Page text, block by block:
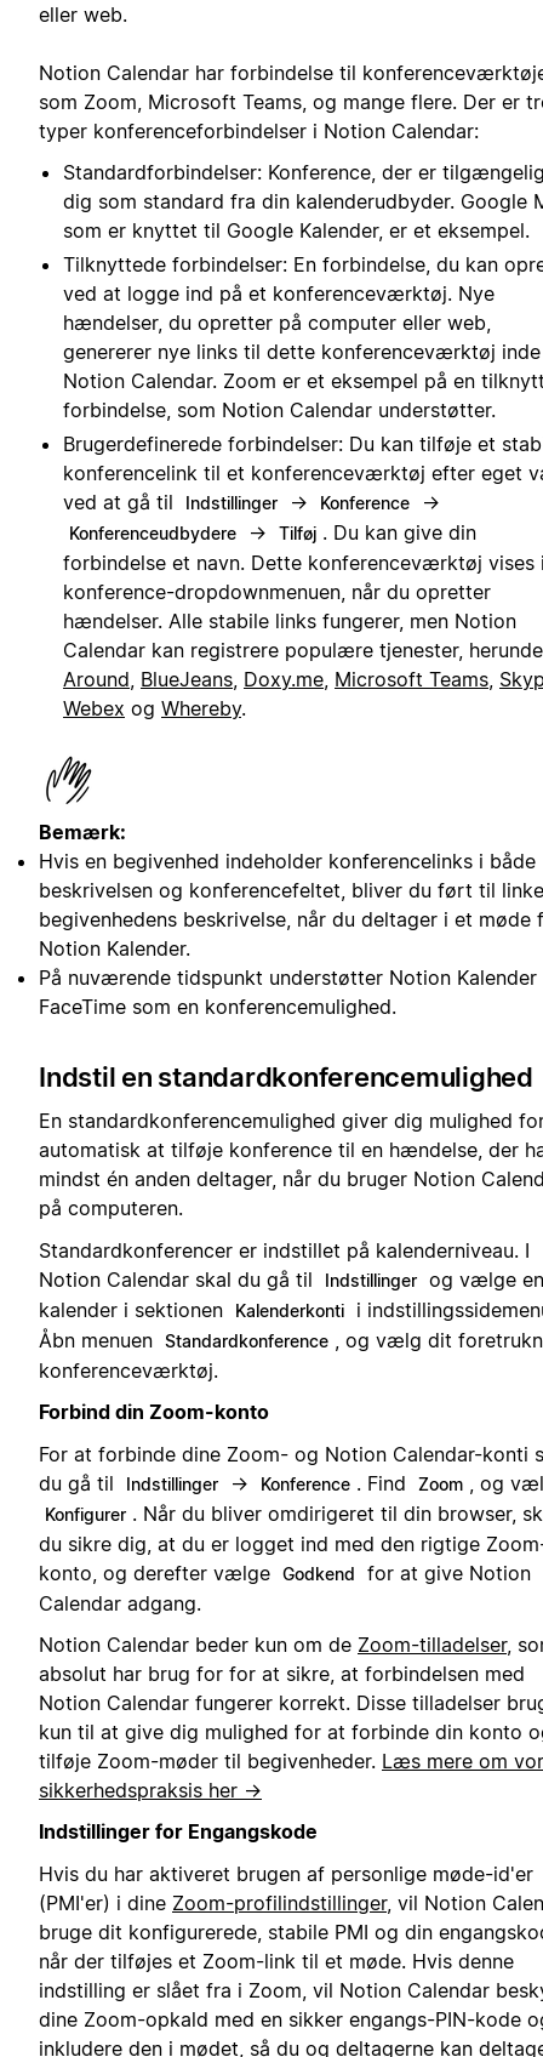
eller web.
Notion Calendar har forbindelse til
som Zoom, Microsoft Teams, og mange flere. Der er
typer konferenceforbindelser i Notion Calendar:
Standardforbindelser: Konference, der er
dig som standard fra din kalenderudbyder. Google
som er knyttet til Google Kalender, er et eksempel.
Tilknyttede forbindelser: En forbindelse, du kan
ved at logge ind på et konferenceværktøj. Nye
hændelser, du opretter på computer eller web,
genererer nye links til dette konferenceværktøj
Notion Calendar. Zoom er et eksempel på en
forbindelse, som Notion Calendar understøtter.
Brugerdefinerede forbindelser: Du kan tilføje et
konferencelink til et konferenceværktøj efter eget
ved at gå til
Indstillinger → Konference →
Konferenceudbydere → Tilføj . Du kan give din
forbindelse et navn. Dette konferenceværktøj vises
konference-dropdownmenuen, når du opretter
hændelser. Alle stabile links fungerer, men Notion
Calendar kan registrere populære tjenester,
Around BlueJeans Doxy.me Microsoft Teams
Webex og Whereby.
Bemærk:
Hvis en begivenhed indeholder konferencelinks i både
beskrivelsen og konferencefeltet, bliver du ført til
begivenhedens beskrivelse, når du deltager i et møde
Notion Kalender.
På nuværende tidspunkt understøtter Notion Kalender
FaceTime som en konferencemulighed.
Indstil en standardkonferencemulighed
En standardkonferencemulighed giver dig mulighed
automatisk at tilføje konference til en hændelse, der
mindst én anden deltager, når du bruger Notion
på computeren.
Standardkonferencer er indstillet på kalenderniveau. I
Notion Calendar skal du gå til
Indstillinger og vælge en
kalender i sektionen
Kalenderkonti
i
Åbn menuen Standardkonference
, og vælg dit
konferenceværktøj.
Forbind din Zoom-konto
For at forbinde dine Zoom- og Notion Calendar-konti
du gå til
Indstillinger → Konference . Find Zoom , og
Konfigurer . Når du bliver omdirigeret til din browser,
du sikre dig, at du er logget ind med den rigtige
konto, og derefter vælge Godkend
for at give Notion
Calendar adgang.
Notion Calendar beder kun om de Zoom-tilladelser,
absolut har brug for for at sikre, at forbindelsen med
Notion Calendar fungerer korrekt. Disse tilladelser
kun til at give dig mulighed for at forbinde din konto
tilføje Zoom-møder til begivenheder. Læs mere om
sikkerhedspraksis her →
Indstillinger for Engangskode
Hvis du har aktiveret brugen af personlige møde-id'er
(PMI'er) i dine Zoom-profilindstillinger, vil Notion
bruge dit konfigurerede, stabile PMI og din
når der tilføjes et Zoom-link til et møde. Hvis denne
indstilling er slået fra i Zoom, vil Notion Calendar
dine Zoom-opkald med en sikker engangs-PIN-kode
inkludere den i mødet, så du og deltagerne kan